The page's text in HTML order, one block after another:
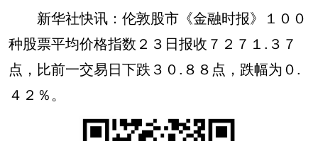
新华社快讯：伦敦股市《金融时报》１００
种股票平均价格指数２３日报收７２７１.３７
点，比前一交易日下跌３０.８８点，跌幅为０.
４２％。